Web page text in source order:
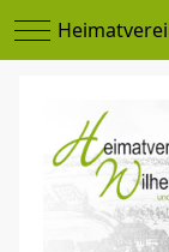
Mobile Menu